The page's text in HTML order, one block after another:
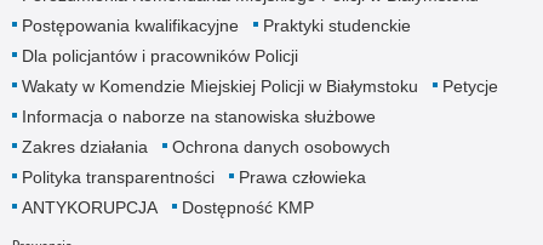
Postępowania kwalifikacyjne
Praktyki studenckie
Dla policjantów i pracowników Policji
Wakaty w Komendzie Miejskiej Policji w Białymstoku
Petycje
Informacja o naborze na stanowiska służbowe
Zakres działania
Ochrona danych osobowych
Polityka transparentności
Prawa człowieka
ANTYKORUPCJA
Dostępność KMP